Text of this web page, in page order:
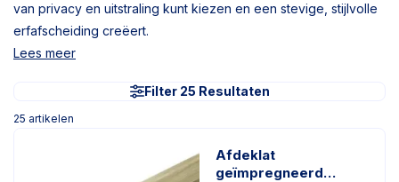
van privacy en uitstraling kunt kiezen en een stevige, stijlvolle
erfafscheiding creëert.
Lees meer
Filter 25 Resultaten
25 artikelen
Afdeklat
geïmpregneerd